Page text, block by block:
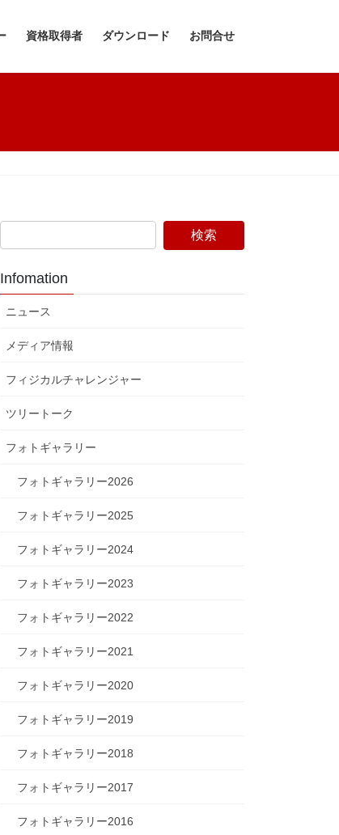
資格取得者 ダウンロード お問合せ
Infomation
ニュース
メディア情報
フィジカルチャレンジャー
ツリートーク
フォトギャラリー
フォトギャラリー2026
フォトギャラリー2025
フォトギャラリー2024
フォトギャラリー2023
フォトギャラリー2022
フォトギャラリー2021
フォトギャラリー2020
フォトギャラリー2019
フォトギャラリー2018
フォトギャラリー2017
フォトギャラリー2016